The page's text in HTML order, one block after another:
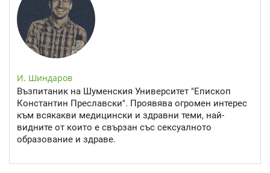
И. Шиндаров
Възпитаник на Шуменския Университет "Епископ
Константин Преславски". Проявява огромен интерес
към всякакви медицински и здравни теми, най-
видните от които е свързан със сексуалното
образование и здраве.